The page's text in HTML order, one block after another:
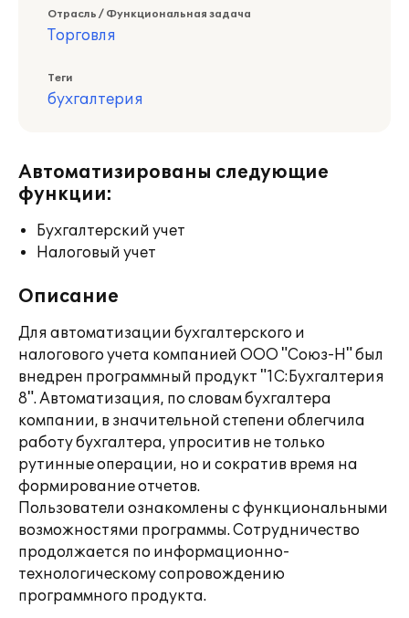
Отрасль / Функциональная задача
Торговля
Теги
бухгалтерия
Автоматизированы следующие
функции:
Бухгалтерский учет
Налоговый учет
Описание
Для автоматизации бухгалтерского и
налогового учета компанией ООО "Союз-Н" был
внедрен программный продукт "1С:Бухгалтерия
8". Автоматизация, по словам бухгалтера
компании, в значительной степени облегчила
работу бухгалтера, упроситив не только
рутинные операции, но и сократив время на
формирование отчетов.
Пользователи ознакомлены с функциональными
возможностями программы. Сотрудничество
продолжается по информационно-
технологическому сопровождению
программного продукта.